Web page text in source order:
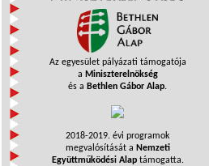
Az egyesület pályázati támogatója
a Miniszterelnökség
és a Bethlen Gábor Alap.
2018-2019. évi programok
megvalósítását a Nemzeti
Együttműködési Alaptámogatta.